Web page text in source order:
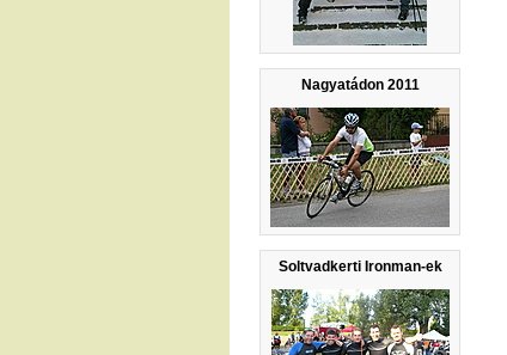
Nagyatádon 2011
Soltvadkerti Ironman-ek